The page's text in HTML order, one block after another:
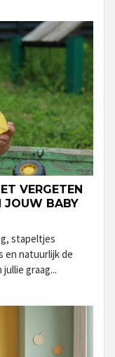
VERGETEN
JOUW BABY
stapeltjes
en natuurlijk de
graag...